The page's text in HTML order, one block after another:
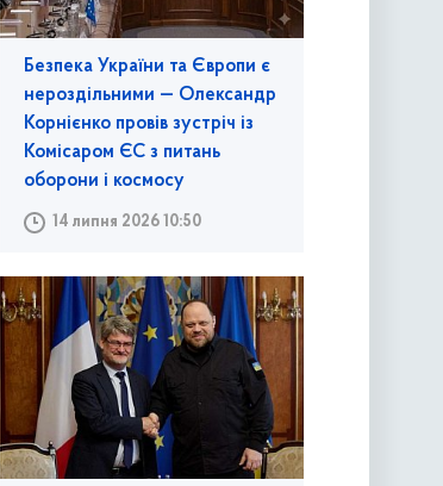
Безпека України та Європи є
нероздільними — Олександр
Корнієнко провів зустріч із
Комісаром ЄС з питань
оборони і космосу
14 липня 2026 10:50